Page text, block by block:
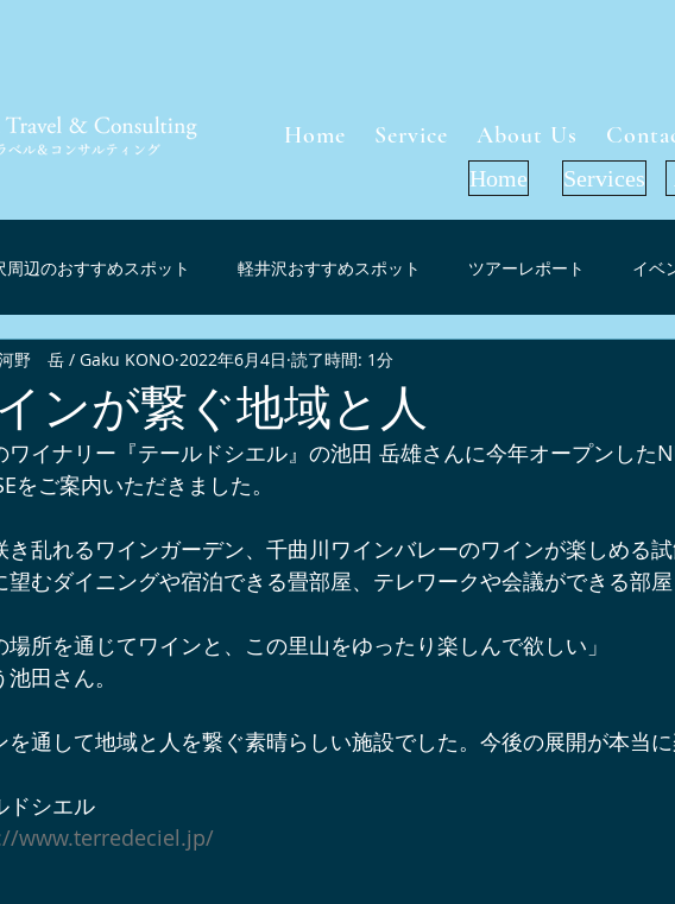
Home Service About Us
Home Services
周辺のおすすめスポット 軽井沢おすすめスポット ツアーレポート イベ
軽井沢グルメ 軽井沢周辺グルメ インフォメーション
レワーク マーケット考察 軽井沢紅葉情報 プレスリリース メディ
報 軽井沢周辺ワイナリー 宿泊施設 軽井沢オフサイトミーティング
ディング イベント＆プロジェクト情報 軽井沢周辺の酒蔵 軽井沢スノー
出かけスポット 軽井沢アート情報 YouTube軽井沢トリップ 軽井沢の歩
ーク 中山道
ンが繋ぐ地域と人
野 岳 / Gaku KONO 2022年6月4日 読了時間: 1分
ワイナリー『テールドシエル』の池田 岳雄さんに今年オープンした
をご案内いただきました。
き乱れるワインガーデン、千曲川ワインバレーのワインが楽しめる
望むダイニングや宿泊できる畳部屋、テレワークや会議ができる部屋
場所を通じてワインと、この里山をゆったり楽しんで欲しい」
池田さん。
を通して地域と人を繋ぐ素晴らしい施設でした。今後の展開が本当に
ドシエル
www.terredeciel.jp/